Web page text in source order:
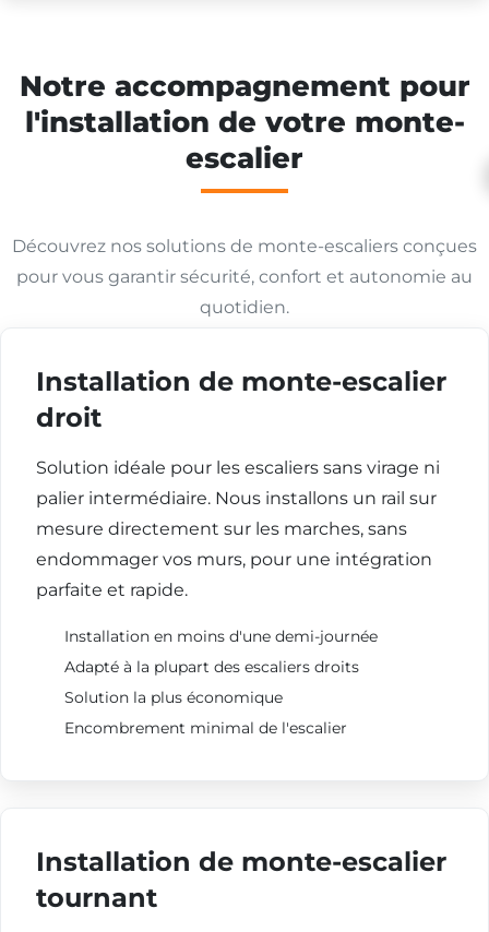
Notre accompagnement pour
l'installation de votre monte-
escalier
Découvrez nos solutions de monte-escaliers conçues
pour vous garantir sécurité, confort et autonomie au
quotidien.
Installation de monte-escalier
droit
Solution idéale pour les escaliers sans virage ni
palier intermédiaire. Nous installons un rail sur
mesure directement sur les marches, sans
endommager vos murs, pour une intégration
parfaite et rapide.
Installation en moins d'une demi-journée
Adapté à la plupart des escaliers droits
Solution la plus économique
Encombrement minimal de l'escalier
Installation de monte-escalier
tournant